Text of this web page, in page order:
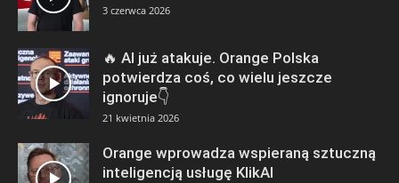
3 czerwca 2026
🔥 AI już atakuje. Orange Polska
potwierdza coś, co wielu jeszcze
ignoruje👇
21 kwietnia 2026
Orange wprowadza wspieraną sztuczną
inteligencją usługę KlikAI